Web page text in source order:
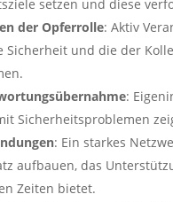
setzen und diese
der Opferrolle: Aktiv
Sicherheit und die der
:
Sicherheitsproblemen
: Ein starkes
aufbauen, das
Zeiten bietet.